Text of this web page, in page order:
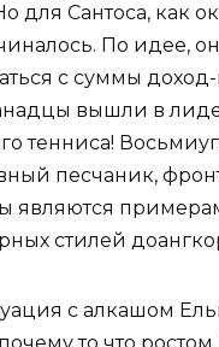
для Сантоса, как
По идее,
с суммы доход-
вышли в
тенниса!
песчаник,
являются
стилей
с алкашом